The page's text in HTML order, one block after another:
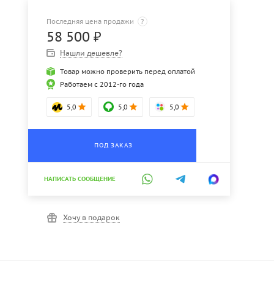
Последняя цена продажи ?
58 500 ₽
Нашли дешевле?
Товар можно проверить перед оплатой
Работаем с 2012-го года
5,0 5,0 5,0
ПОД ЗАКАЗ
НАПИСАТЬ СООБЩЕНИЕ
Хочу в подарок